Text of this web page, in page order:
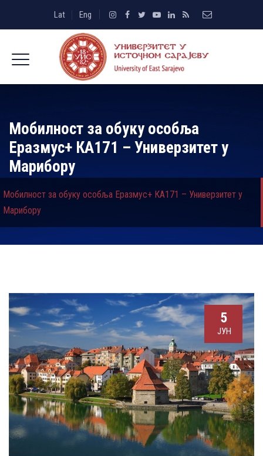
Lat Eng
Мобилност за обуку особља
Еразмус+ КА171 – Универзитет у
Марибору
Мобилност за обуку особља Еразмус+ КА171 – Универзитет у
Марибору
5
ЈУН